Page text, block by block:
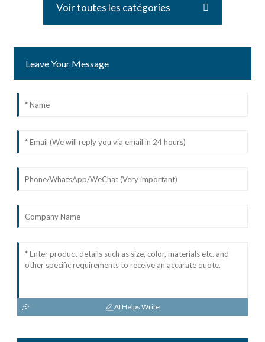
Voir toutes les catégories
Leave Your Message
AI Helps Write